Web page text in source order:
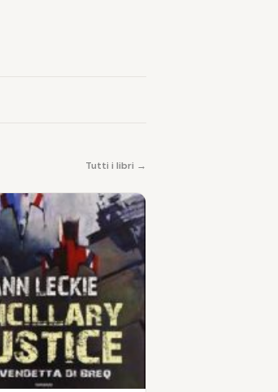
Tutti i libri →